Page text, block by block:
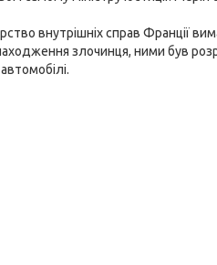
внутрішніх справ Франції
злочинця, ними був